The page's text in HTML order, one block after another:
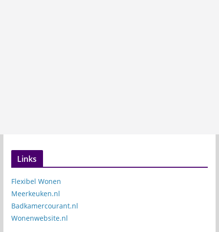
Links
Flexibel Wonen
Meerkeuken.nl
Badkamercourant.nl
Wonenwebsite.nl